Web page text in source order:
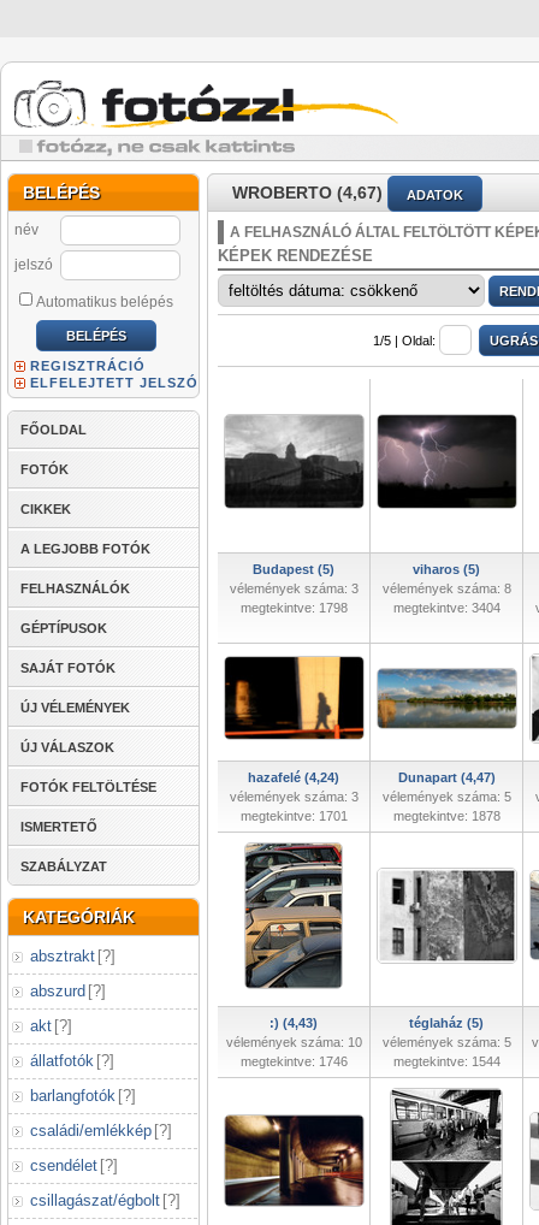
BELÉPÉS
név
jelszó
Automatikus belépés
REGISZTRÁCIÓ
ELFELEJTETT JELSZÓ
FŐOLDAL
FOTÓK
CIKKEK
A LEGJOBB FOTÓK
FELHASZNÁLÓK
GÉPTÍPUSOK
SAJÁT FOTÓK
ÚJ VÉLEMÉNYEK
ÚJ VÁLASZOK
FOTÓK FELTÖLTÉSE
ISMERTETŐ
SZABÁLYZAT
KATEGÓRIÁK
absztrakt [?]
abszurd [?]
akt [?]
állatfotók [?]
barlangfotók [?]
családi/emlékkép [?]
csendélet [?]
csillagászat/égbolt [?]
WROBERTO (4,67) ADATOK
A FELHASZNÁLÓ ÁLTAL FELTÖLTÖTT
KÉPEK RENDEZÉSE
1/5 | Oldal:
Budapest (5)
vélemények száma: 3
megtekintve: 1798
viharos (5)
vélemények száma: 8
megtekintve: 3404
hazafelé (4,24)
vélemények száma: 3
megtekintve: 1701
Dunapart (4,47)
vélemények száma: 5
megtekintve: 1878
:) (4,43)
vélemények száma: 10
megtekintve: 1746
téglaház (5)
vélemények száma: 5
megtekintve: 1544